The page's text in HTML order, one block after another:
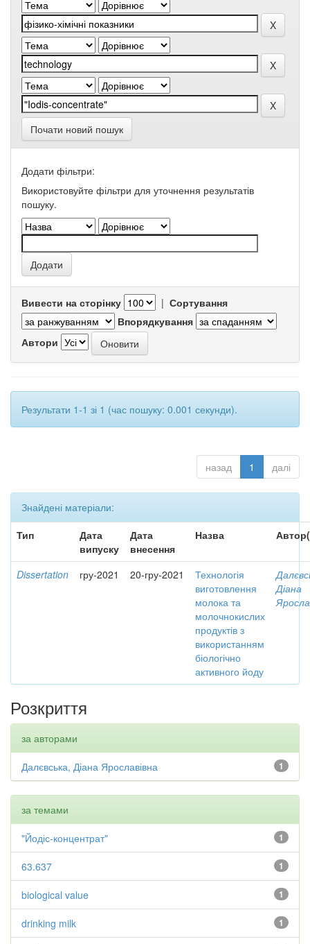
Почати новий пошук
Додати фільтри:
Використовуйте фільтри для уточнення результатів
пошуку.
Вивести на сторінку | Сортування
Впорядкування
Автори
Результати 1-1 зі 1 (час пошуку: 0.001 секунди).
назад 1 далі
Знайдені матеріали:
Тип
Дата
випуску
Дата
внесення
Назва
Dissertation гру-2021 20-гру-2021
Технологія
виготовлення
молока та
молочнокислих
продуктів з
використанням
біологічно
активного йоду
Діана
Розкриття
за авторами
1
Далєвська, Діана Ярославівна
за темами
1
"Йодіс-концентрат"
1
63.637
1
biological value
1
drinking milk